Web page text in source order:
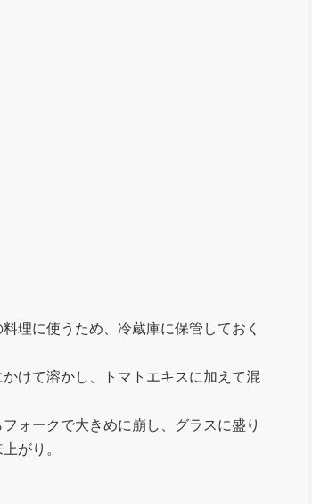
理に使うため、冷蔵庫に保管しておく
けて溶かし、トマトエキスに加えて混
ォークで大きめに崩し、グラスに盛り
がり。